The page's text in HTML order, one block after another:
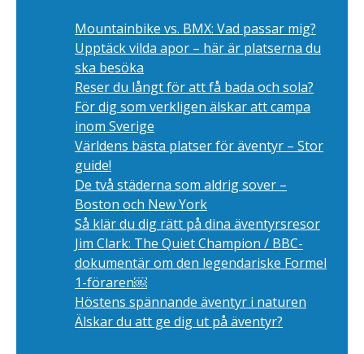
Mountainbike vs. BMX: Vad passar mig?
Upptäck vilda apor – här är platserna du
ska besöka
Reser du långt för att få bada och sola?
För dig som verkligen älskar att campa
inom Sverige
Världens bästa platser för äventyr – Stor
guide!
De två städerna som aldrig sover –
Boston och New York
Så klär du dig rätt på dina äventyrsresor
Jim Clark: The Quiet Champion / BBC-
dokumentär om den legendariske Formel
1-föraren￼
Höstens spännande äventyr i naturen
Älskar du att ge dig ut på äventyr?